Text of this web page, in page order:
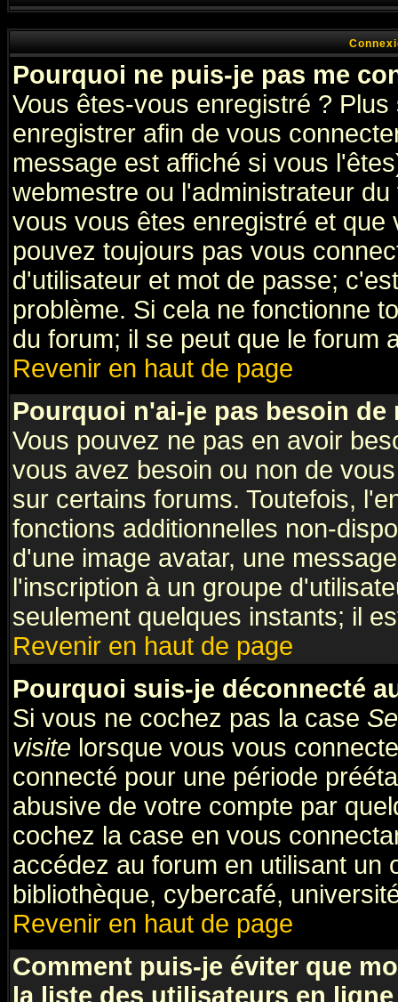
Pourquoi ne puis-je pas me
Vous êtes-vous enregistré ?
enregistrer afin de vous
message est affiché si vous
webmestre ou l'administrateur
vous vous êtes enregistré et
pouvez toujours pas vous
d'utilisateur et mot de passe;
problème. Si cela ne fonctionne
du forum; il se peut que le forum
Revenir en haut de page
Pourquoi n'ai-je pas besoin de
Vous pouvez ne pas en avoir
vous avez besoin ou non de
sur certains forums. Toutefois,
fonctions additionnelles non-
d'une image avatar, une
l'inscription à un groupe
seulement quelques instants; il
Revenir en haut de page
Pourquoi suis-je déconnecté
Si vous ne cochez pas la case
visite lorsque vous vous
connecté pour une période
abusive de votre compte par
cochez la case en vous
accédez au forum en utilisant un
bibliothèque, cybercafé,
Revenir en haut de page
Comment puis-je éviter que
la liste des utilisateurs en